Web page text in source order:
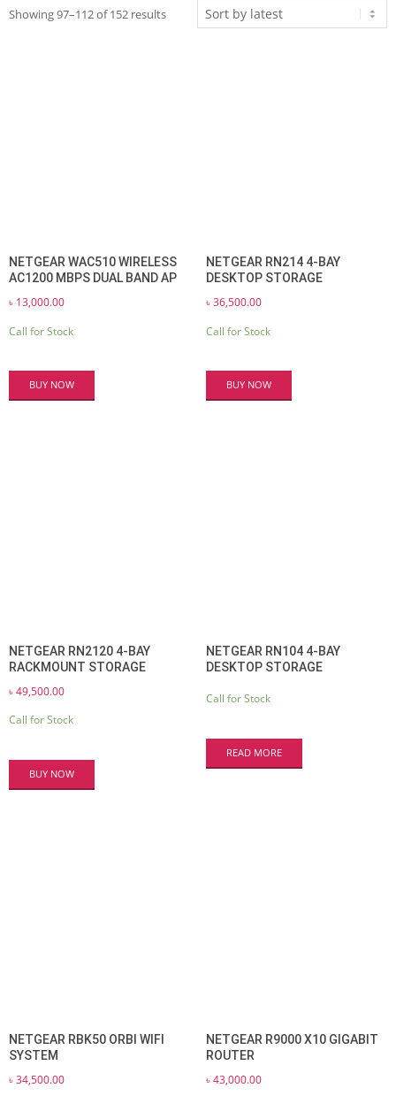
Showing 97–112 of 152 resultsSorted
NETGEAR WAC510 WIRELESS
AC1200 MBPS DUAL BAND AP
৳ 13,000.00
Call for Stock
BUY NOW
NETGEAR RN214 4-BAY
DESKTOP STORAGE
৳36,500.00
Call for Stock
BUY NOW
NETGEAR RN2120 4-BAY
RACKMOUNT STORAGE
৳49,500.00
Call for Stock
BUY NOW
NETGEAR RN104 4-BAY
DESKTOP STORAGE
Call for Stock
READ MORE
NETGEAR RBK50 ORBI WIFI
SYSTEM
৳34,500.00
NETGEAR R9000 X10 GIGABIT
ROUTER
৳43,000.00